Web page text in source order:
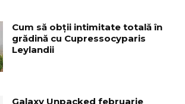
Cum să obții intimitate totală în
grădină cu Cupressocyparis
Leylandii
Galaxy Unpacked februarie